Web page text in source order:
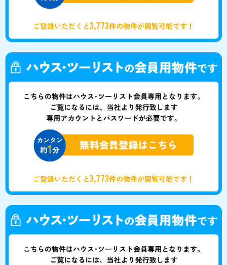
ご登録いただくと3,773件の物件が閲覧可能です！
ご登録いただくと3,773件の物件が閲覧可能です！